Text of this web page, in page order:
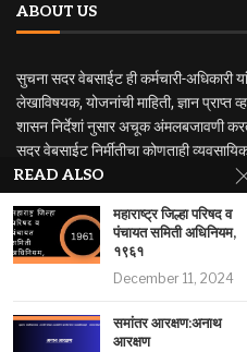
ABOUT US
सुचना सदर वेबसाईट ही कर्मचारी-अधिकारी
लेखाविषयक, योजनांची माहिती, ज्ञान
शासन निर्देशां नुसार अचूक अंमलबजावणी
सदर वेबसाईट निर्मीतीचा कोणताही
त्रुटी वा चुकीसाठी जबाबदार राहणार नाही.
अधिक अभ्यासासाठी मुळ नियम व शासन
निदर्शनास आणुन दिल्यास सुधारणा करण्यात
READ ALSO
महाराष्ट्र जिल्हा परिषद व
पंचायत समिती अधिनियम,
१९६१
December 11, 2024
समांतर आरक्षण:अनाथ
आरक्षण